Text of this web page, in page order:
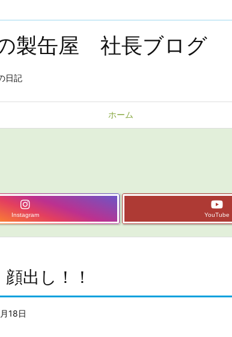
製缶屋 社長ブログ
日記
ホーム
Instagram YouTube
出し！！
18日